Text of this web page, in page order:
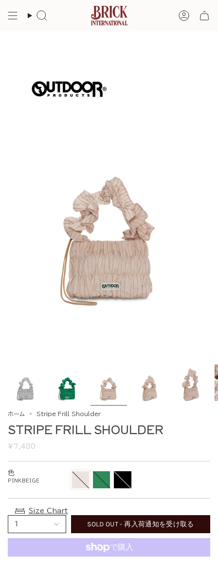
検 ア
ホーム Stripe Frill Shoulder
STRIPE FRILL SHOULDER
¥7,480
色
PINKBEIGE
PINKBEIGEGREEN BLACK
Size Chart
1
SOLD OUT - 再入荷通知を受け取る